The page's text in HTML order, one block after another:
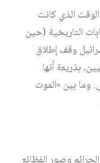
نوفمبر 2008، وفي الوقت الذي كانت
التاريخية (حين
وقف إطلاق
بذريعة أنها
وما بين «الموت